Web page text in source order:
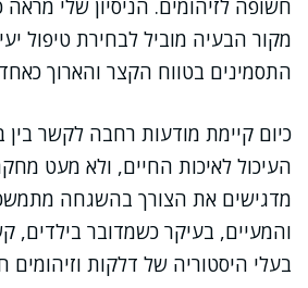
חשופה לזיהומים. הניסיון שלי מראה
מקור הבעיה מוביל לבחירת טיפול
התסמינים בטווח הקצר והארוך
כיום קיימת מודעות רחבה לקשר בין
העיכול לאיכות החיים, ולא מעט
מדגישים את הצורך בהשגחה
והמעיים, בעיקר כשמדובר בילדים,
בעלי היסטוריה של דלקות וזיהומים